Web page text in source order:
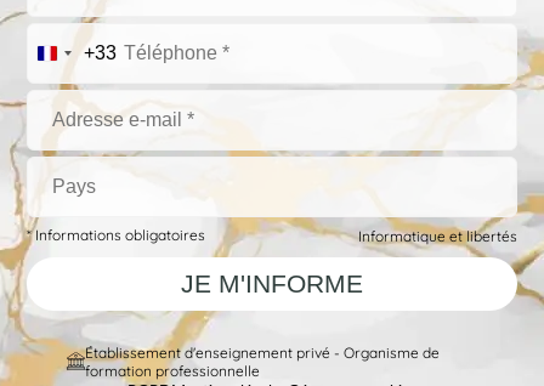
+33
* Informations obligatoires Informatique et libertés
Établissement d'enseignement privé - Organisme de
formation professionnelle